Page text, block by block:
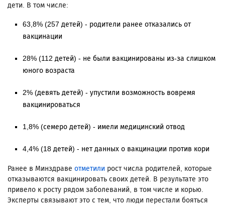
дети. В том числе:
63,8% (257 детей) - родители ранее отказались от
вакцинации
28% (112 детей) - не были вакцинированы из-за слишком
юного возраста
2% (девять детей) - упустили возможность вовремя
вакцинироваться
1,8% (семеро детей) - имели медицинский отвод
4,4% (18 детей) - нет данных о вакцинации против кори
Ранее в Минздраве отметили рост числа родителей, которые
отказываются вакцинировать своих детей. В результате это
привело к росту рядом заболеваний, в том числе и корью.
Эксперты связывают это с тем, что люди перестали бояться